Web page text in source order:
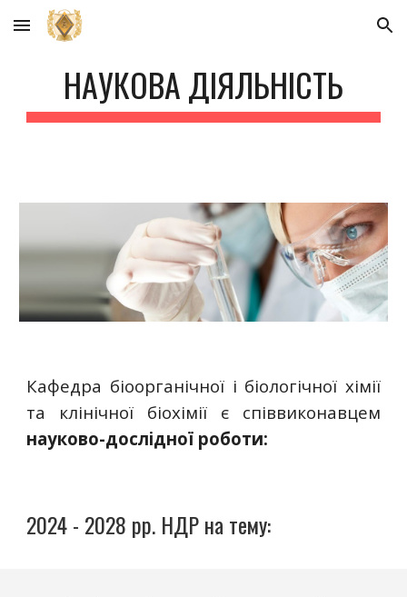
Skip to main content Skip to navigation
НАУКОВА ДІЯЛЬНІСТЬ
Кафедра біоорганічної і біологічної хімії
та клінічної біохімії є співвиконавцем
науково-дослідної роботи:
2024- 2028 рр. НДР на тему: